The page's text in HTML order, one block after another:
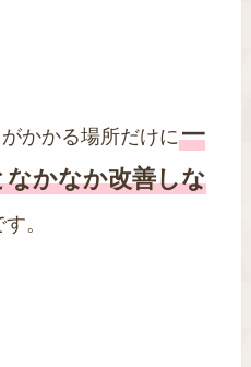
かかる場所だけに一
かなか改善しな
す。